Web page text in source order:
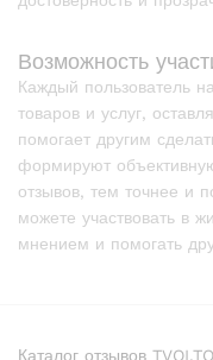
Возможность
Каждый пользователь
товаров и услуг,
помогает другим
формируют
отзывов, тем точнее и
можете участвовать в
мнением и помогать
Каталог отзывов